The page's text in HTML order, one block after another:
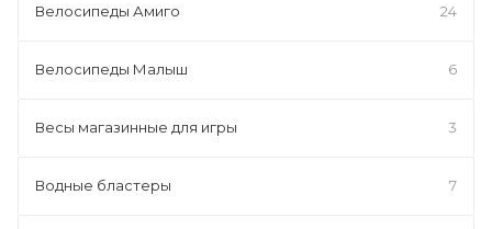
Велосипеды Амиго 24
Велосипеды Малыш 6
Весы магазинные для игры 3
Водные бластеры 7